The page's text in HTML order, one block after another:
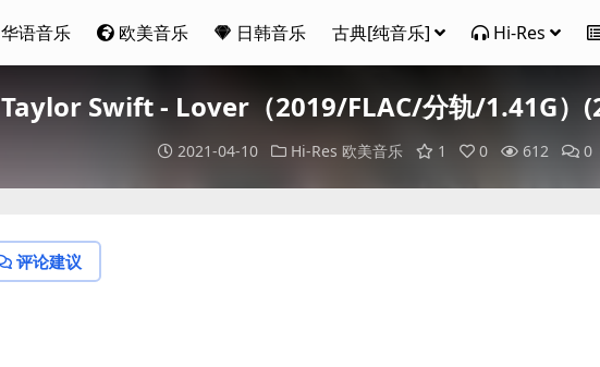
华语音乐 欧美音乐 日韩音乐 古典[纯音乐] Hi-Res
Taylor Swift - Lover（2019/FLAC/分轨/1.41G
2021-04-10 Hi-Res 欧美音乐 1 0 612 0
评论建议